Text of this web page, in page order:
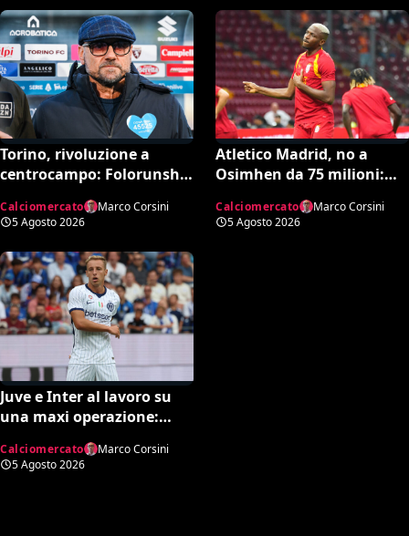
Torino, rivoluzione a
centrocampo: Folorunsho
lista di Petrachi
Calciomercato
Marco Corsini
5 Agosto 2026
Atletico Madrid, no a
Osimhen da 75 milioni:
Tottenham
Calciomercato
Marco Corsini
5 Agosto 2026
Juve e Inter al lavoro su
una maxi operazione:
nerazzurro, Frattesi a
Torino
Calciomercato
Marco Corsini
5 Agosto 2026